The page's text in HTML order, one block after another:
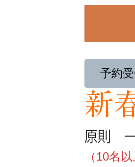
予約
新
原則
（10名